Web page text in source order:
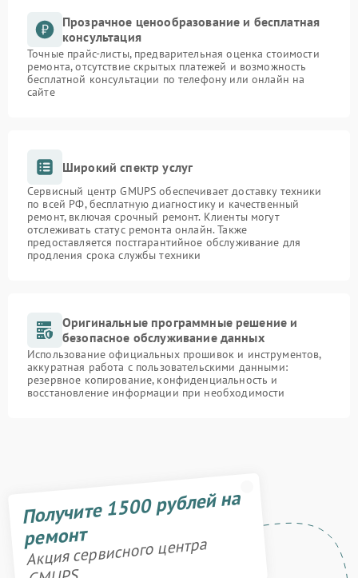
Прозрачное ценообразование и бесплатная
консультация
Точные прайс-листы, предварительная оценка стоимости
ремонта, отсутствие скрытых платежей и возможность
бесплатной консультации по телефону или онлайн на
сайте
Широкий спектр услуг
Сервисный центр GMUPS обеспечивает доставку техники
по всей РФ, бесплатную диагностику и качественный
ремонт, включая срочный ремонт. Клиенты могут
отслеживать статус ремонта онлайн. Также
предоставляется постгарантийное обслуживание для
продления срока службы техники
Оригинальные программные решение и
безопасное обслуживание данных
Использование официальных прошивок и инструментов,
аккуратная работа с пользовательскими данными:
резервное копирование, конфиденциальность и
восстановление информации при необходимости
Получите 1500 рублей на
ремонт
Акция сервисного центра